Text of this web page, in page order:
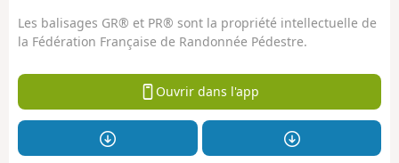
Les balisages GR® et PR® sont la propriété intellectuelle de
la Fédération Française de Randonnée Pédestre.
Ouvrir dans l'app